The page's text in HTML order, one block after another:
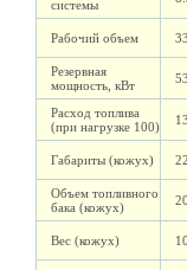
системы
Рабочий объем
Резервная
мощность, кВт
Расход топлива
(при нагрузке 100)
Габариты (кожух)
Объем топливного
бака (кожух)
Вес (кожух)